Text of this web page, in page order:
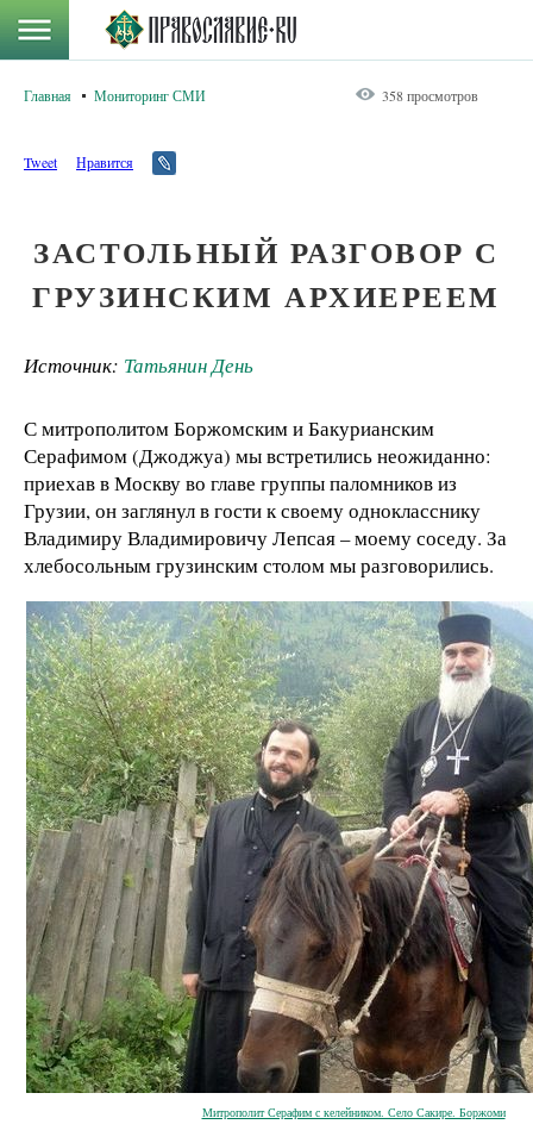
Главная Мониторинг СМИ 358 просмотров
Tweet Нравится
ЗАСТОЛЬНЫЙ РАЗГОВОР С
ГРУЗИНСКИМ АРХИЕРЕЕМ
Источник: Татьянин День
С митрополитом Боржомским и Бакурианским
Серафимом (Джоджуа) мы встретились неожиданно:
приехав в Москву во главе группы паломников из
Грузии, он заглянул в гости к своему однокласснику
Владимиру Владимировичу Лепсая – моему соседу. За
хлебосольным грузинским столом мы разговорились.
Митрополит Серафим с келейником. Село Сакире. Боржоми